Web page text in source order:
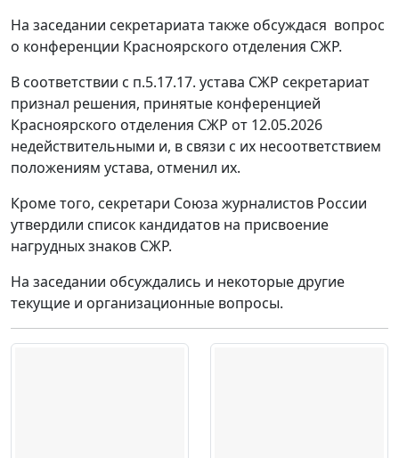
На заседании секретариата также обсуждася вопрос
о конференции Красноярского отделения СЖР.
В соответствии с п.5.17.17. устава СЖР секретариат
признал решения, принятые конференцией
Красноярского отделения СЖР от 12.05.2026
недействительными и, в связи с их несоответствием
положениям устава, отменил их.
Кроме того, секретари Союза журналистов России
утвердили список кандидатов на присвоение
нагрудных знаков СЖР.
На заседании обсуждались и некоторые другие
текущие и организационные вопросы.